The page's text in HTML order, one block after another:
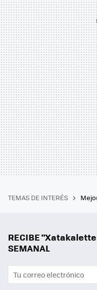
TEMAS DE INTERÉS
RECIBE
SEMANAL